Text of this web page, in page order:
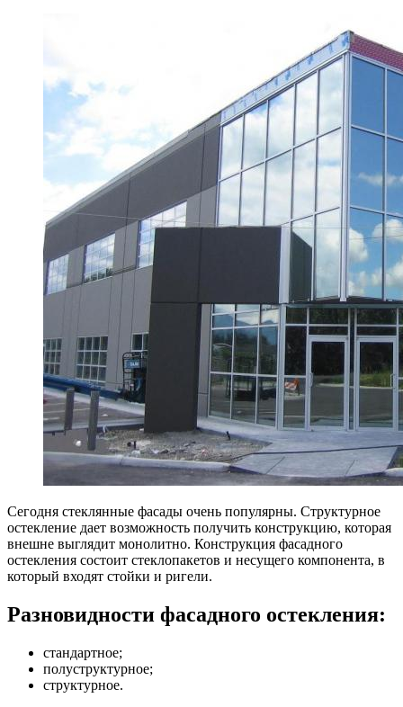
Сегодня стеклянные фасады очень популярны. Структурное
остекление дает возможность получить конструкцию, которая
внешне выглядит монолитно. Конструкция фасадного
остекления состоит стеклопакетов и несущего компонента, в
который входят стойки и ригели.
Разновидности фасадного остекления:
стандартное;
полуструктурное;
структурное.